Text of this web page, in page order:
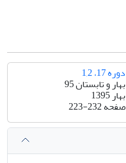
دوره 17، 1,2
بهار و تابستان 95
بهار 1395
صفحه223-232